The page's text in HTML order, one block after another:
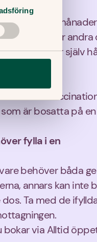
tidigast sex
du tid för andra
du behöver själv
TBE-
är bosatta på en
fylla i en
behöver båda
annars kan inte
Ta med de
via Alltid